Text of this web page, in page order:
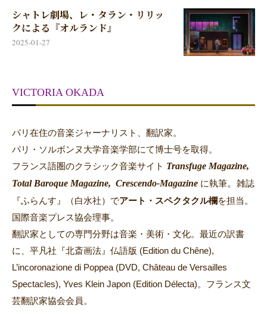
シャトレ劇場、レ・タラン・リリッ
クによる『オルランド』
2025-01-27
VICTORIA OKADA
パリ在住の音楽ジャーナリスト、翻訳家。
パリ・ソルボンヌ大学音楽学部にて博士号を取得。
フランス語圏のクラシック音楽サイト Transfuge Magazine,
Total Baroque Magazine, Crescendo-Magazine に執筆。 雑誌
『ふらんす』（白水社）でアート・スペクタクル欄を担当。
国際音楽プレス協会理事。
翻訳家としての専門分野は音楽・美術・文化。最近の訳書
に、平凡社『北斎画法』仏語版 (Edition du Chêne),
L’incoronazione di Poppea (DVD, Château de Versailles
Spectacles), Yves Klein Japon (Edition Délecta)。フランス文
芸翻訳家協会会員。